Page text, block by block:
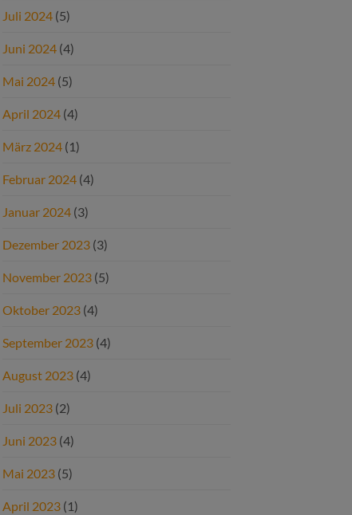
Juli 2024 (5)
Juni 2024 (4)
Mai 2024 (5)
April 2024 (4)
März 2024 (1)
Februar 2024 (4)
Januar 2024 (3)
Dezember 2023 (3)
November 2023 (5)
Oktober 2023 (4)
September 2023 (4)
August 2023 (4)
Juli 2023 (2)
Juni 2023 (4)
Mai 2023 (5)
April 2023 (1)